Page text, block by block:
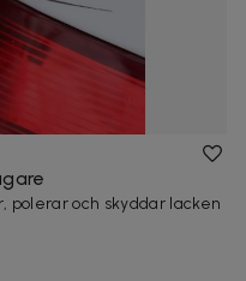
polerar och skyddar lacken